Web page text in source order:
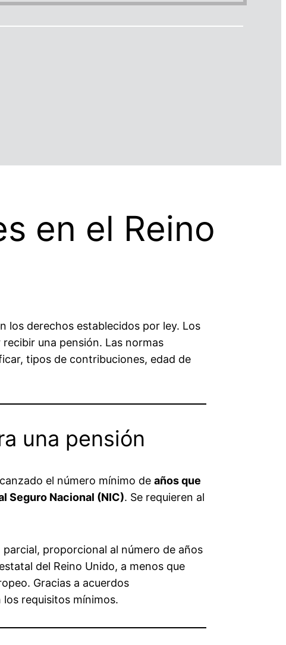
en el Reino
los derechos establecidos por ley. Los
una pensión. Las normas
tipos de contribuciones, edad de
una pensión
el número mínimo de años que
Seguro Nacional (NIC). Se requieren al
proporcional al número de años
del Reino Unido, a menos que
Gracias a acuerdos
requisitos mínimos.